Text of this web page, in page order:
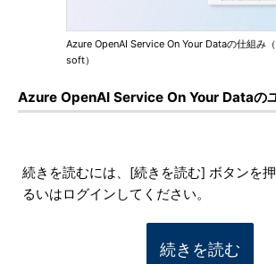
Azure OpenAI Service On Your Dataの仕組み
soft）
Azure OpenAI Service On Your Dataの
続きを読むには、[続きを読む] ボタンを
るいはログインしてください。
続きを読む